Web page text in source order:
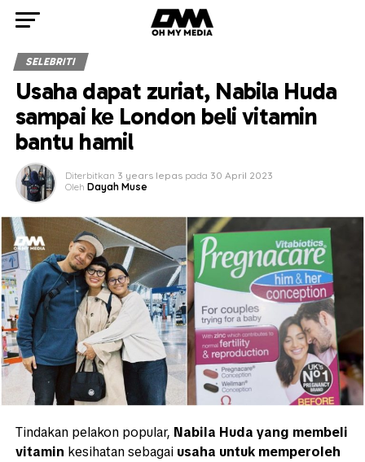
SELEBRITI
Usaha dapat zuriat, Nabila Huda
sampai ke London beli vitamin
bantu hamil
Diterbitkan 3 years lepas pada 30 April 2023
Oleh Dayah Muse
Tindakan pelakon popular, Nabila Huda yang membeli
vitamin kesihatan sebagai usaha untuk memperoleh